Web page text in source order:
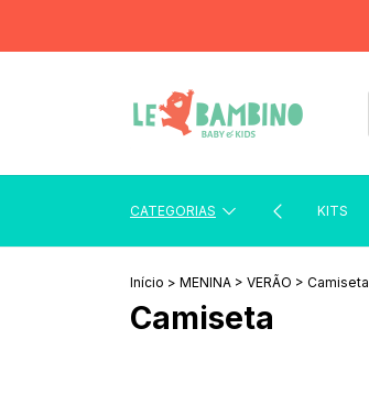
CATEGORIAS KITS
Início > MENINA > VERÃO > Camiseta
Camiseta